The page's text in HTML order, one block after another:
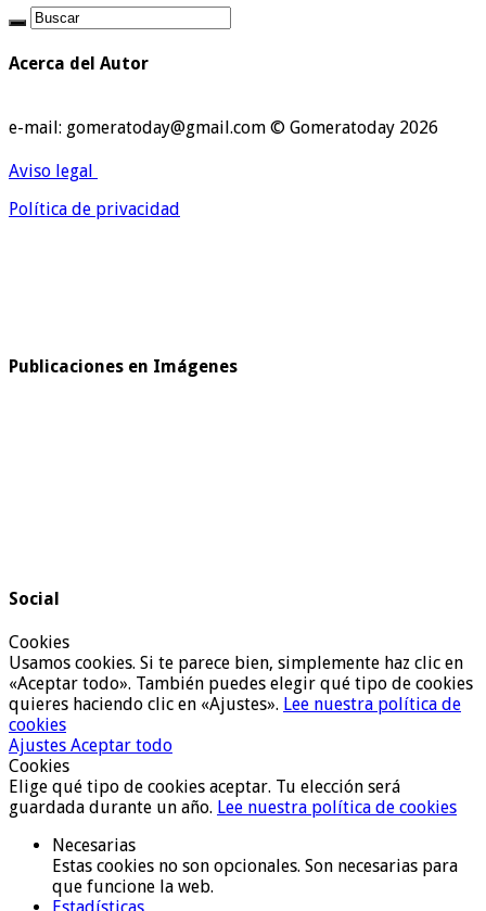
Acerca del Autor
e-mail: gomeratoday@gmail.com © Gomeratoday 2026
Aviso legal
Política de privacidad
Publicaciones en Imágenes
Social
Cookies
Usamos cookies. Si te parece bien, simplemente haz clic en
«Aceptar todo». También puedes elegir qué tipo de cookies
quieres haciendo clic en «Ajustes». Lee nuestra política de
cookies
Ajustes Aceptar todo
Cookies
Elige qué tipo de cookies aceptar. Tu elección será
guardada durante un año. Lee nuestra política de cookies
Necesarias
Estas cookies no son opcionales. Son necesarias para
que funcione la web.